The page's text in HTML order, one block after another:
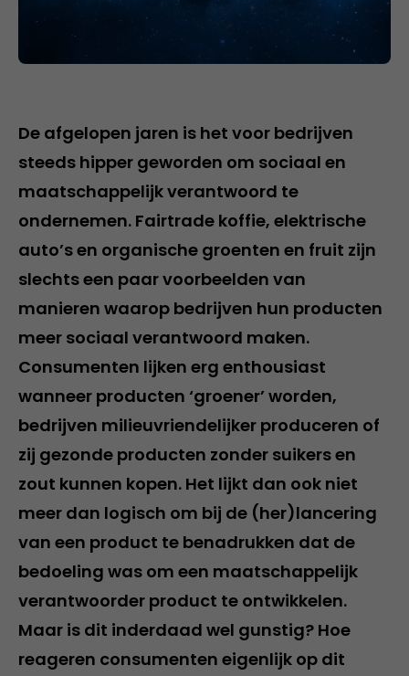
De afgelopen jaren is het voor bedrijven
steeds hipper geworden om sociaal en
maatschappelijk verantwoord te
ondernemen. Fairtrade koffie, elektrische
auto’s en organische groenten en fruit zijn
slechts een paar voorbeelden van
manieren waarop bedrijven hun producten
meer sociaal verantwoord maken.
Consumenten lijken erg enthousiast
wanneer producten ‘groener’ worden,
bedrijven milieuvriendelijker produceren of
zij gezonde producten zonder suikers en
zout kunnen kopen. Het lijkt dan ook niet
meer dan logisch om bij de (her)lancering
van een product te benadrukken dat de
bedoeling was om een maatschappelijk
verantwoorder product te ontwikkelen.
Maar is dit inderdaad wel gunstig? Hoe
reageren consumenten eigenlijk op dit